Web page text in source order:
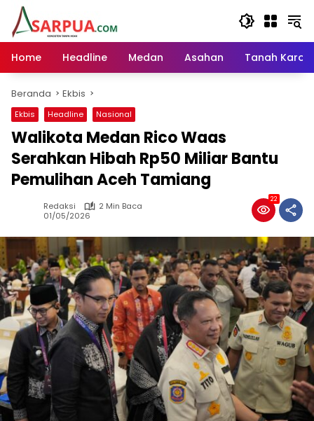
Langsung
konten
Home
Headline Medan Asahan Tanah Karo
Beranda Ekbis
Ekbis Headline Nasional
Walikota Medan Rico Waas
Serahkan Hibah Rp50 Miliar Bantu
Pemulihan Aceh Tamiang
Redaksi
2 Min Baca
01/05/2026
22